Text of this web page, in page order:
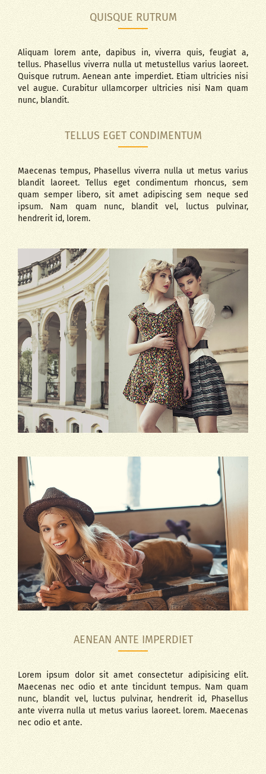
QUISQUE RUTRUM
Aliquam lorem ante, dapibus in, viverra quis, feugiat a,
tellus. Phasellus viverra nulla ut metustellus varius laoreet.
Quisque rutrum. Aenean ante imperdiet. Etiam ultricies nisi
vel augue. Curabitur ullamcorper ultricies nisi Nam quam
nunc, blandit.
TELLUS EGET CONDIMENTUM
Maecenas tempus, Phasellus viverra nulla ut metus varius
blandit laoreet. Tellus eget condimentum rhoncus, sem
quam semper libero, sit amet adipiscing sem neque sed
ipsum. Nam quam nunc, blandit vel, luctus pulvinar,
hendrerit id, lorem.
AENEAN ANTE IMPERDIET
Lorem ipsum dolor sit amet consectetur adipisicing elit.
Maecenas nec odio et ante tincidunt tempus. Nam quam
nunc, blandit vel, luctus pulvinar, hendrerit id, Phasellus
ante viverra nulla ut metus varius laoreet. lorem. Maecenas
nec odio et ante.